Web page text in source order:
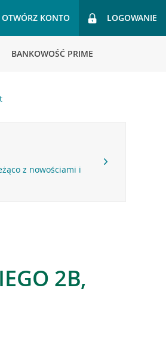
OTWÓRZ KONTO LOGOWANIE
BANKOWOŚĆ PRIME
z nowościami i
2B,